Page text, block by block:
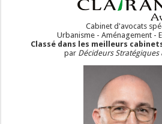
Cabinet d'avocats
Urbanisme - Aménagement -
Classé dans les meilleurs
par Décideurs Stratégiques